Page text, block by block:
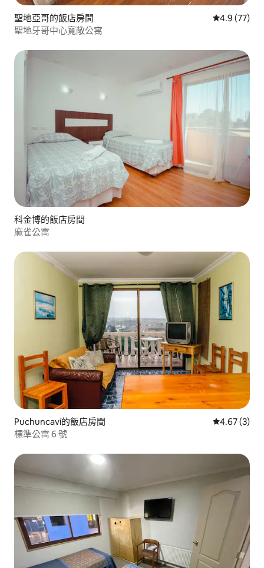
聖地亞哥的飯店房間 從 77 則評
4.9 (77)
聖地牙哥中心寬敞公寓
科金博的飯店房間
麻雀公寓
Puchuncaví的飯店房間 從 3 則評價
4.67 (3)
標準公寓 6 號